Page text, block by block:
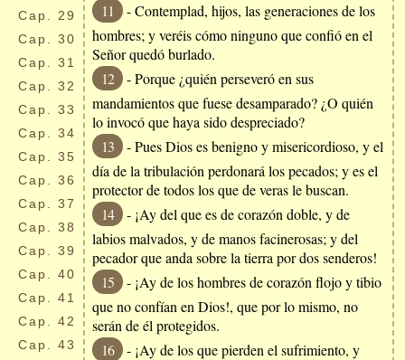
Cap.
29
Cap.
30
Cap.
31
Cap.
32
Cap.
33
Cap.
34
Cap.
35
Cap.
36
Cap.
37
Cap.
38
Cap.
39
Cap.
40
Cap.
41
Cap.
42
Cap.
43
11
- Contemplad, hijos, las generaciones de los
hombres; y veréis cómo ninguno que confió en el
Señor quedó burlado.
12
- Porque ¿quién perseveró en sus
mandamientos que fuese desamparado? ¿O quién
lo invocó que haya sido despreciado?
13
- Pues Dios es benigno y misericordioso, y el
día de la tribulación perdonará los pecados; y es el
protector de todos los que de veras le buscan.
14
- ¡Ay del que es de corazón doble, y de
labios malvados, y de manos facinerosas; y del
pecador que anda sobre la tierra por dos senderos!
15
- ¡Ay de los hombres de corazón flojo y tibio
que no confían en Dios!, que por lo mismo, no
serán de él protegidos.
16
- ¡Ay de los que pierden el sufrimiento, y